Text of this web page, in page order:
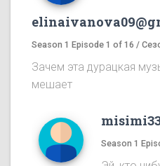
Season 1 Episode 1 of 16 /
Зачем эта дурацкая
мешает
Season 1